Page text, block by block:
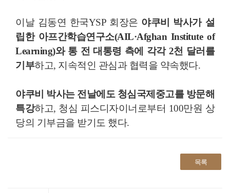
이날 김동연 한국YSP 회장은 야쿠비 박사가 설
립한 아프간학습연구소(AIL·Afghan Institute of
Learning)와 통 전 대통령 측에 각각 2천 달러를
기부하고, 지속적인 관심과 협력을 약속했다.
야쿠비 박사는 전날에도 청심국제중고를 방문해
특강하고, 청심 피스디자이너로부터 100만원 상
당의 기부금을 받기도 했다.
목록